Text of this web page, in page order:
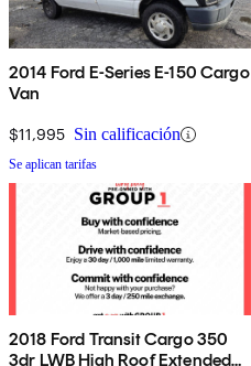
2014 Ford E-Series E-150 Cargo
Van
$11,995 Sin calificación
Se aplican tarifas
2018 Ford Transit Cargo 350
3dr LWB High Roof Extended